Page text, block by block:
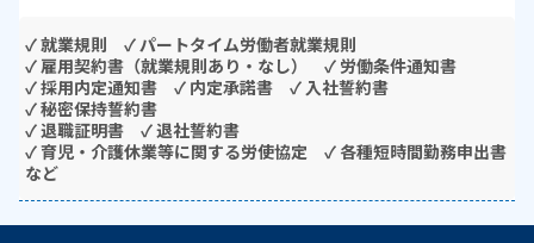
✓ 就業規則 ✓ パートタイム労働者就業規則
✓ 雇用契約書（就業規則あり・なし） ✓ 労働条件通知書
✓ 採用内定通知書 ✓ 内定承諾書 ✓ 入社誓約書
✓ 秘密保持誓約書
✓ 退職証明書 ✓ 退社誓約書
✓ 育児・介護休業等に関する労使協定 ✓ 各種短時間勤務申出書
など